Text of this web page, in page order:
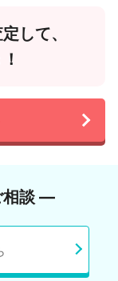
して、
相談 ―